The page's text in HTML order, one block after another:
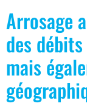
Arrosage
des
mais